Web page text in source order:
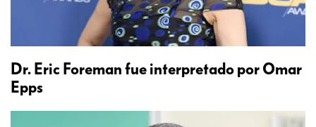
Dr. Eric Foreman fue interpretado por Omar
Epps